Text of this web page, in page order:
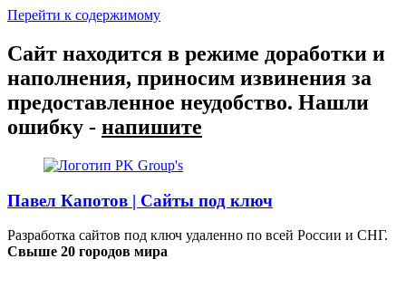
Перейти к содержимому
Сайт находится в режиме доработки и
наполнения, приносим извинения за
предоставленное неудобство. Нашли
ошибку - напишите
Павел Капотов | Cайты под ключ
Разработка сайтов под ключ удаленно по всей России и СНГ.
Свыше 20 городов мира